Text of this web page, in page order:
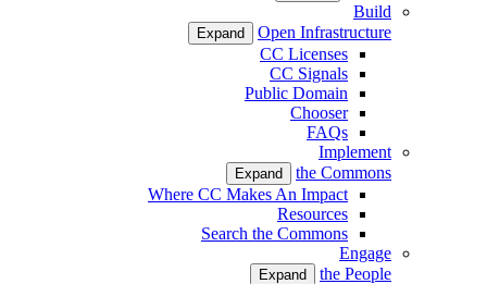
Build
Open Infrastructure
Expand
CC Licenses
CC Signals
Public Domain
Chooser
FAQs
Implement
the Commons
Expand
Where CC Makes An Impact
Resources
Search the Commons
Engage
the People
Expand